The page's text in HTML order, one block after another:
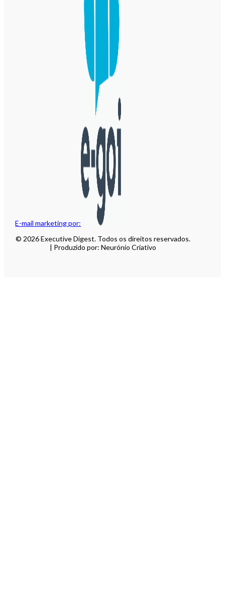
E-mail marketing por:
© 2026 Executive Digest. Todos os direitos reservados.
| Produzido por: Neurónio Criativo